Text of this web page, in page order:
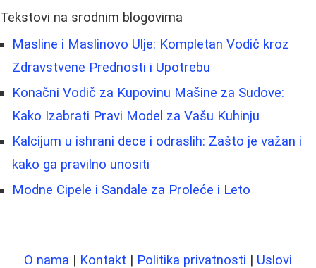
Tekstovi na srodnim blogovima
Masline i Maslinovo Ulje: Kompletan Vodič kroz
Zdravstvene Prednosti i Upotrebu
Konačni Vodič za Kupovinu Mašine za Sudove:
Kako Izabrati Pravi Model za Vašu Kuhinju
Kalcijum u ishrani dece i odraslih: Zašto je važan i
kako ga pravilno unositi
Modne Cipele i Sandale za Proleće i Leto
O nama | Kontakt | Politika privatnosti | Uslovi